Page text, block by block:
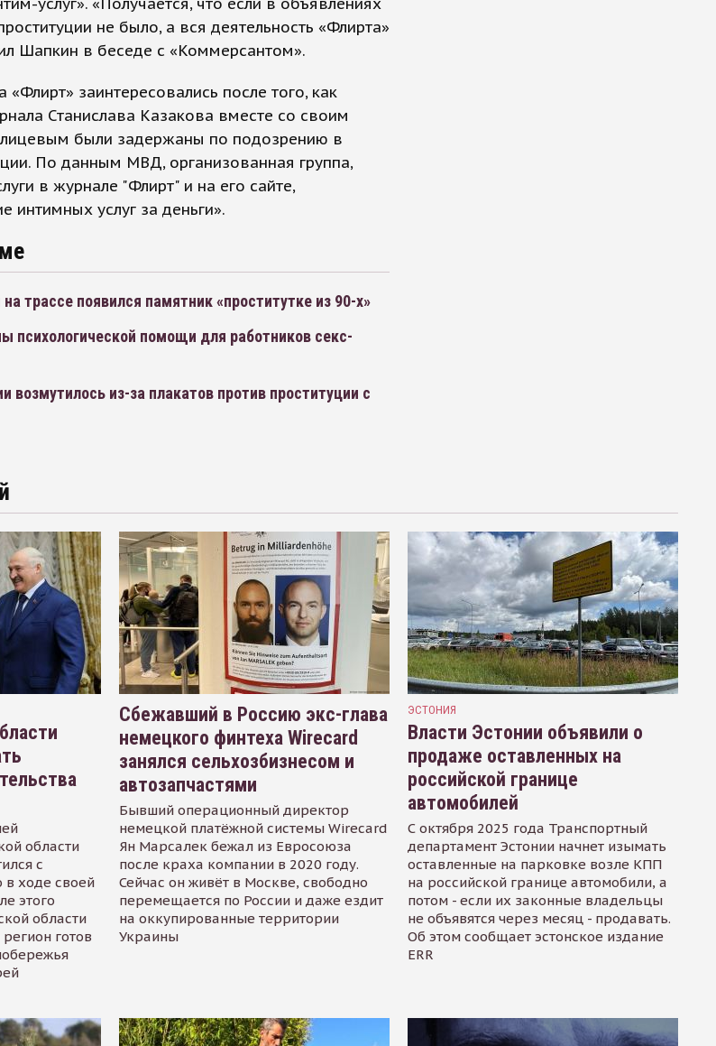
не было, а вся деятельность «Флирта»
Шапкин в беседе с «Коммерсантом».
заинтересовались после того, как
Станислава Казакова вместе со своим
были задержаны по подозрению в
По данным МВД, организованная группа,
в журнале "Флирт" и на его сайте,
интимных услуг за деньги».
трассе появился памятник «проститутке из 90-х»
психологической помощи для работников секс-
возмутилось из-за плакатов против проституции с
области
с
ходе своей
этого
области
готов
Сбежавший в Россию экс-глава
немецкого финтеха Wirecard
занялся сельхозбизнесом и
автозапчастями
Бывший операционный директор
немецкой платёжной системы Wirecard
Ян Марсалек бежал из Евросоюза
после краха компании в 2020 году.
Сейчас он живёт в Москве, свободно
перемещается по России и даже ездит
на оккупированные территории
Украины
ЭСТОНИЯ
Власти Эстонии объявили о
продаже оставленных на
российской границе
автомобилей
С октября 2025 года Транспортный
департамент Эстонии начнет изымать
оставленные на парковке возле КПП
на российской границе автомобили, а
потом - если их законные владельцы
не объявятся через месяц - продавать.
Об этом сообщает эстонское издание
ERR